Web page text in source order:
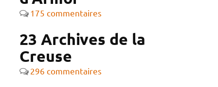
175 commentaires
23 Archives de la
Creuse
296 commentaires